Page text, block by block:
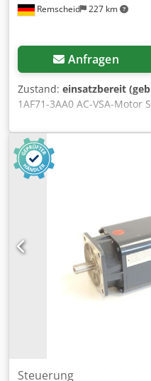
Remscheid 227 km
Anfragen
Zustand: einsatzbereit
1AF71-3AA0 AC-VSA-Motor
fachgerecht komplett
Monaten Gewährleistung,
Lieferumfang gem.
vereinbarten
Codpji D Sbkofx Ailerf
Steuerung